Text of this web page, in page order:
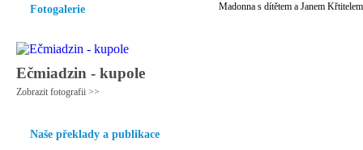
Fotogalerie
Ečmiadzin - kupole
Zobrazit fotografii >>
Naše překlady a publikace
Madonna s dítětem a Janem Křtitelem